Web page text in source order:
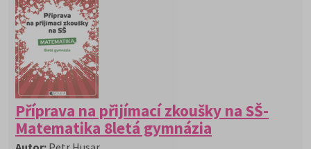
Příprava na přijímací zkoušky na SŠ-
Matematika 8letá gymnázia